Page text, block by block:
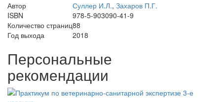
Автор Суллер И.Л., Захаров П.Г.
ISBN
978-5-903090-41-9
Количество страниц88
Год выхода
2018
Персональные
рекомендации